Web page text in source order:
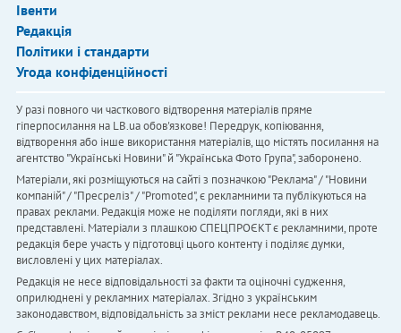
Івенти
Редакція
Політики і стандарти
Угода конфіденційності
У разі повного чи часткового відтворення матеріалів пряме
гіперпосилання на LB.ua обов'язкове! Передрук, копіювання,
відтворення або інше використання матеріалів, що містять посилання на
агентство "Українськi Новини" й "Українська Фото Група", заборонено.
Матеріали, які розміщуються на сайті з позначкою "Реклама" / "Новини
компаній" / "Пресреліз" / "Promoted", є рекламними та публікуються на
правах реклами. Редакція може не поділяти погляди, які в них
представлені. Матеріали з плашкою СПЕЦПРОЄКТ є рекламними, проте
редакція бере участь у підготовці цього контенту і поділяє думки,
висловлені у цих матеріалах.
Редакція не несе відповідальності за факти та оціночні судження,
оприлюднені у рекламних матеріалах. Згідно з українським
законодавством, відповідальність за зміст реклами несе рекламодавець.